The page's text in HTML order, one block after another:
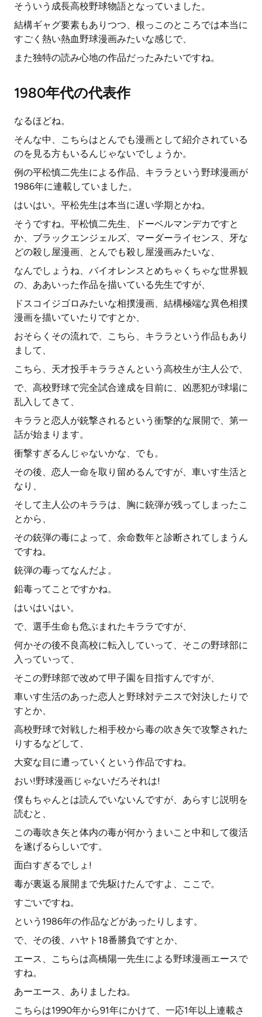
そういう成長高校野球物語となっていました。
結構ギャグ要素もありつつ、根っこのところでは本当に
すごく熱い熱血野球漫画みたいな感じで、
また独特の読み心地の作品だったみたいですね。
1980年代の代表作
なるほどね。
そんな中、こちらはとんでも漫画として紹介されている
のを見る方もいるんじゃないでしょうか。
例の平松慎二先生による作品、キララという野球漫画が
1986年に連載していました。
はいはい。平松先生は本当に遅い学期とかね。
そうですね。平松慎二先生、ドーベルマンデカですと
か、ブラックエンジェルズ、マーダーライセンス、牙な
どの殺し屋漫画、とんでも殺し屋漫画みたいな、
なんでしょうね、バイオレンスとめちゃくちゃな世界観
の、ああいった作品を描いている先生ですが、
ドスコイジゴロみたいな相撲漫画、結構極端な異色相撲
漫画を描いていたりですとか、
おそらくその流れで、こちら、キララという作品もあり
まして、
こちら、天才投手キララさんという高校生が主人公で、
で、高校野球で完全試合達成を目前に、凶悪犯が球場に
乱入してきて、
キララと恋人が銃撃されるという衝撃的な展開で、第一
話が始まります。
衝撃すぎるんじゃないかな、でも。
その後、恋人一命を取り留めるんですが、車いす生活と
なり、
そして主人公のキララは、胸に銃弾が残ってしまったこ
とから、
その銃弾の毒によって、余命数年と診断されてしまうん
ですね。
銃弾の毒ってなんだよ。
鉛毒ってことですかね。
はいはいはい。
で、選手生命も危ぶまれたキララですが、
何かその後不良高校に転入していって、そこの野球部に
入っていって、
そこの野球部で改めて甲子園を目指すんですが、
車いす生活のあった恋人と野球対テニスで対決したりで
すとか、
高校野球で対戦した相手校から毒の吹き矢で攻撃された
りするなどして、
大変な目に遭っていくという作品ですね。
おい!野球漫画じゃないだろそれは!
僕もちゃんとは読んでいないんですが、あらすじ説明を
読むと、
この毒吹き矢と体内の毒が何かうまいこと中和して復活
を遂げるらしいです。
面白すぎるでしょ!
毒が裏返る展開まで先駆けたんですよ、ここで。
すごいですね。
という1986年の作品などがあったりします。
で、その後、ハヤト18番勝負ですとか、
エース、こちらは高橋陽一先生による野球漫画エースで
すね。
あーエース、ありましたね。
こちらは1990年から91年にかけて、一応1年以上連載さ